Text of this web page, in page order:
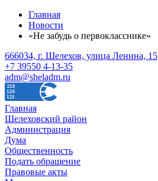
Главная
Новости
«Не забудь о первокласснике»
666034, г. Шелехов, улица Ленина, 15
+7 39550 4-13-35
adm@sheladm.ru
Главная
Шелеховский район
Администрация
Дума
Общественность
Подать обращение
Правовые акты